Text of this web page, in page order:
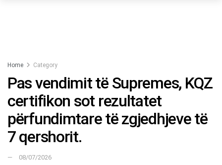
Home Category
Pas vendimit të Supremes, KQZ
certifikon sot rezultatet
përfundimtare të zgjedhjeve të
7 qershorit.
08/07/2026